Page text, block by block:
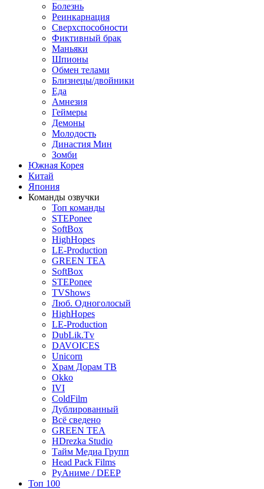
Болезнь
Реинкарнация
Сверхспособности
Фиктивный брак
Маньяки
Шпионы
Обмен телами
Близнецы/двойники
Еда
Амнезия
Геймеры
Демоны
Молодость
Династия Мин
Зомби
Южная Корея
Китай
Япония
Команды озвучки
Топ команды
STEPonee
SoftBox
HighHopes
LE-Production
GREEN TEA
SoftBox
STEPonee
TVShows
Люб. Одноголосый
HighHopes
LE-Production
DubLik.Tv
DAVOICES
Unicorn
Храм Дорам ТВ
Okko
IVI
ColdFilm
Дублированный
Всё сведено
GREEN TEA
HDrezka Studio
Тайм Медиа Групп
Head Pack Films
РуАниме / DEEP
Топ 100